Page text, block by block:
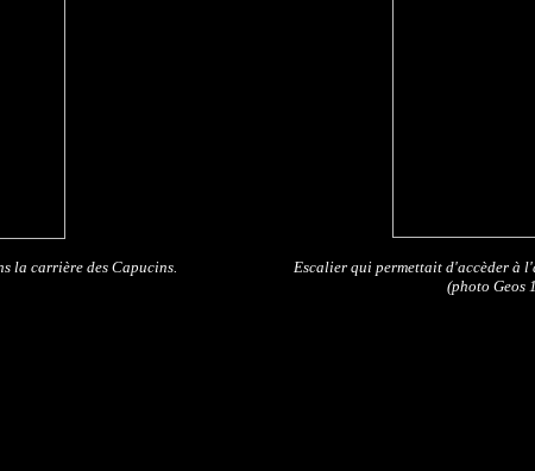
la carrière des Capucins.
Escalier qui permettait d'accèder à
(photo Geos